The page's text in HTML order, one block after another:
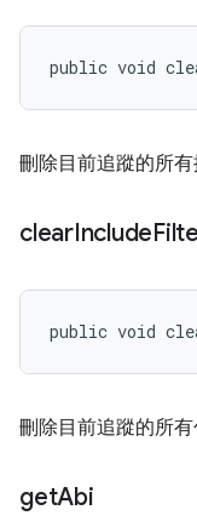
public void
刪除目前追蹤的所有
clearInclude
public void
刪除目前追蹤的所有
getAbi